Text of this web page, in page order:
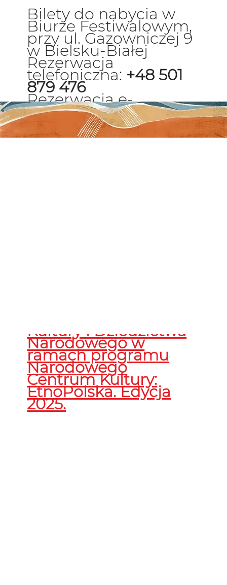
​​​Bilety do nabycia w
Biurze Festiwalowym,
przy ul. Gazowniczej 9
w Bielsku-Białej
Rezerwacja
telefoniczna: +48 501
879 476
Rezerwacja e-
mailowa: biuro.ejb@g
mail.com
Kultury i Dziedzictwa
Narodowego w
ramach programu
Narodowego
Centrum Kultury:
EtnoPolska. Edycja
2025.